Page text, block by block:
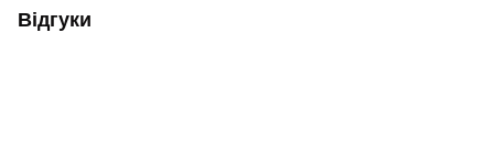
Відгуки